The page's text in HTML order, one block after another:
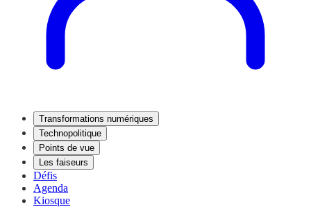
Transformations numériques
Technopolitique
Points de vue
Les faiseurs
Défis
Agenda
Kiosque